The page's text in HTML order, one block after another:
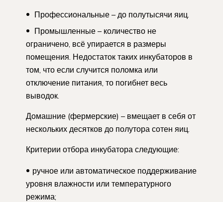
Профессиональные – до полутысячи яиц.
Промышленные – количество не
ограничено, всё упирается в размеры
помещения. Недостаток таких инкубаторов в
том, что если случится поломка или
отключение питания, то погибнет весь
выводок.
Домашние (фермерские) – вмещает в себя от
нескольких десятков до полутора сотен яиц.
Критерии отбора инкубатора следующие:
ручное или автоматическое поддерживание
уровня влажности или температурного
режима;